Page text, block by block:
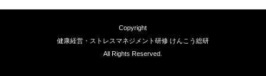
Copyright
健康経営・ストレスマネジメント研修 けんこう総研
All Rights Reserved.